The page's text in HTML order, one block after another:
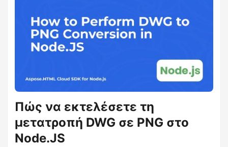
Πώς να εκτελέσετε τη
μετατροπή DWG σε PNG στο
Node.JS